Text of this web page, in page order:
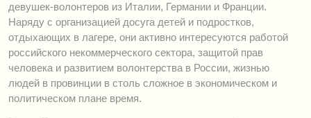
девушек-волонтеров из Италии, Германии и Франции.
Наряду с организацией досуга детей и подростков,
отдыхающих в лагере, они активно интересуются работой
российского некоммерческого сектора, защитой прав
человека и развитием волонтерства в России, жизнью
людей в провинции в столь сложное в экономическом и
политическом плане время.